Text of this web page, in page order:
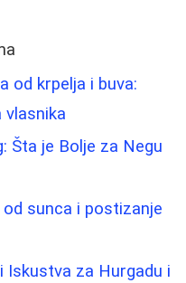
od krpelja i buva:
Šta je Bolje za Negu
sunca i postizanje
Iskustva za Hurgadu i